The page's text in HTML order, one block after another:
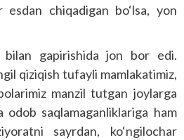
chiqadigan bo‘lsa, yon
bilan gapirishida jon bor edi.
qiziqish tufayli mamlakatimiz,
manzil tutgan joylarga
saqlamaganliklariga ham
sayrdan, ko‘ngilochar